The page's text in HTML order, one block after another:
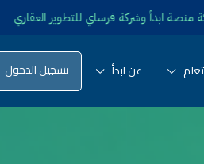
تعلم عن ابدأ تسجيل الدخول